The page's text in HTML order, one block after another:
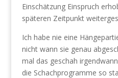
Einschätzung Einspruch
späteren Zeitpunkt
Ich habe nie eine
nicht wann sie genau
mal das geschah
die Schachprogramme so